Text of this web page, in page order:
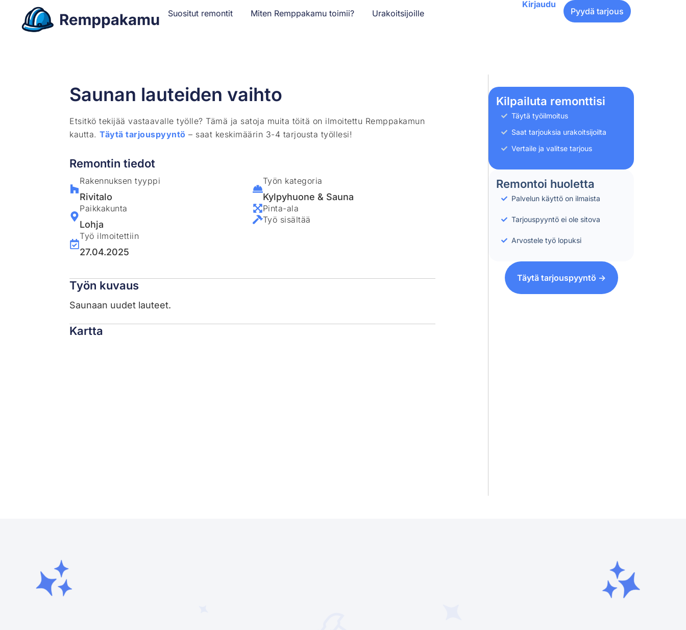
Suositut remontit Miten Remppakamu toimii? Urakoitsijoille
Kirjaudu
Pyydä tarjous
Saunan lauteiden vaihto
Etsitkö tekijää vastaavalle työlle? Tämä ja satoja muita töitä on ilmoitettu Remppakamun
kautta.Täytä tarjouspyyntö – saat keskimäärin 3-4 tarjousta työllesi!
Remontin tiedot
Rakennuksen tyyppi
Rivitalo
Paikkakunta
Lohja
Työ ilmoitettiin
27.04.2025
Työn kategoria
Kylpyhuone & Sauna
Pinta-ala
Työ sisältää
Työn kuvaus
Saunaan uudet lauteet.
Kartta
Kilpailuta remonttisi
Täytä työilmoitus
Saat tarjouksia urakoitsijoilta
Vertaile ja valitse tarjous
Remontoi huoletta
Palvelun käyttö on ilmaista
Tarjouspyyntö ei ole sitova
Arvostele työ lopuksi
Täytä tarjouspyyntö ->